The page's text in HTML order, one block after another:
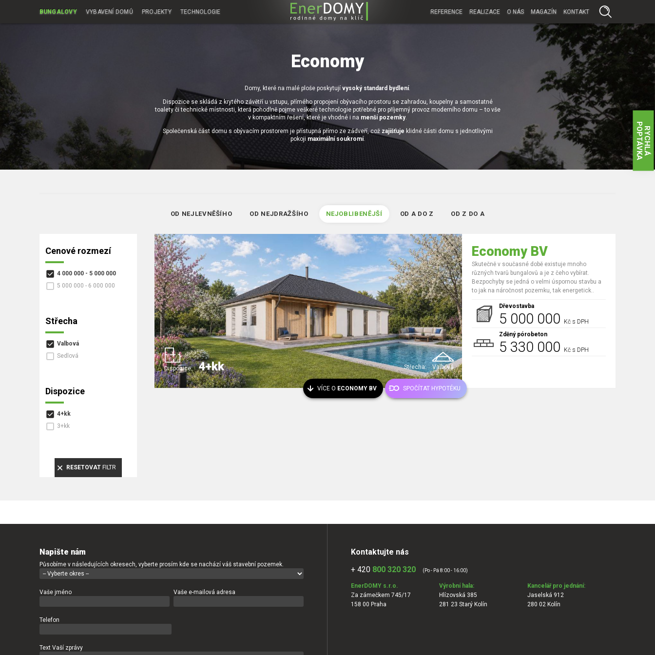
BUNGALOVY VYBAVENÍ DOMŮ PROJEKTY TECHNOLOGIE KONTAKT
MAGAZÍN
O NÁS
REALIZACE
REFERENCE
Economy
Domy, které na malé ploše poskytují vysoký standard bydlení.
Dispozice se skládá z krytého závětří u vstupu, přímého propojení obývacího prostoru se zahradou, koupelny a samostatné
toalety či technické místnosti, která pohodlně pojme veškeré technologie potřebné pro příjemný provoz moderního domu – to vše
v kompaktním řešení, které je vhodné i na menší pozemky.
Společenská část domu s obývacím prostorem je přístupná přímo ze zádveří, což zajišťuje klidné části domu s jednotlivými
pokoji maximální soukromí.
OD NEJLEVNĚŠÍHO OD NEJDRAŽŠÍHO NEJOBLIBENĚJŠÍ OD A DO Z OD Z DO A
Cenové rozmezí
4 000 000 - 5 000 000
5 000 000 - 6 000 000
Střecha
Valbová
Sedlová
Dispozice
4+kk
3+kk
RESETOVATFILTR
Střecha: Valbová
Dispozice: 4+kk
Economy BV
Skutečně v současné době existuje mnoho
různých tvarů bungalovů a je z čeho vybírat.
Bezpochyby se jedná o velmi úspornou stavbu a
to jak na náročnost pozemku, tak energetick..
Dřevostavba
5 000 000
Kč s DPH
Zděný pórobeton
5 330 000 Kč s DPH
VÍCE O ECONOMY BV SPOČÍTAT HYPOTÉKU
R
Y
C
H
L
Á
PO
P
T
Á
V
K
A
Napište nám
Působíme v následujících okresech, vyberte prosím kde se nachází váš stavební pozemek.
Vaše jméno Vaše e-mailová adresa
Telefon
Text Vaší zprávy
Kontaktujte nás
+ 420 800 320 320 (Po - Pá 8:00 - 16:00)
EnerDOMY s.r.o.
Za zámečkem 745/17
158 00 Praha
Výrobní hala:
Hlízovská 385
281 23 Starý Kolín
Kancelář pro jednání:
Jaselská 912
280 02 Kolín